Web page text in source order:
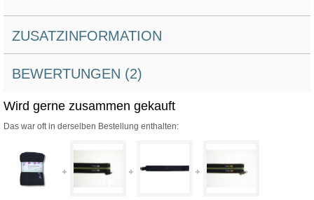
ZUSATZINFORMATION
BEWERTUNGEN (2)
Wird gerne zusammen gekauft
Das war oft in derselben Bestellung enthalten: